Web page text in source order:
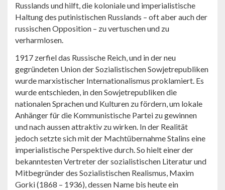
Russlands und hilft, die koloniale und imperialistische
Haltung des putinistischen Russlands – oft aber auch der
russischen Opposition – zu vertuschen und zu
verharmlosen.
1917 zerfiel das Russische Reich, und in der neu
gegründeten Union der Sozialistischen Sowjetrepubliken
wurde marxistischer Internationalismus proklamiert. Es
wurde entschieden, in den Sowjetrepubliken die
nationalen Sprachen und Kulturen zu fördern, um lokale
Anhänger für die Kommunistische Partei zu gewinnen
und nach aussen attraktiv zu wirken. In der Realität
jedoch setzte sich mit der Machtübernahme Stalins eine
imperialistische Perspektive durch. So hielt einer der
bekanntesten Vertreter der sozialistischen Literatur und
Mitbegründer des Sozialistischen Realismus, Maxim
Gorki (1868 – 1936), dessen Name bis heute ein